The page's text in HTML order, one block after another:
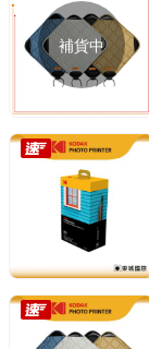
補貨中